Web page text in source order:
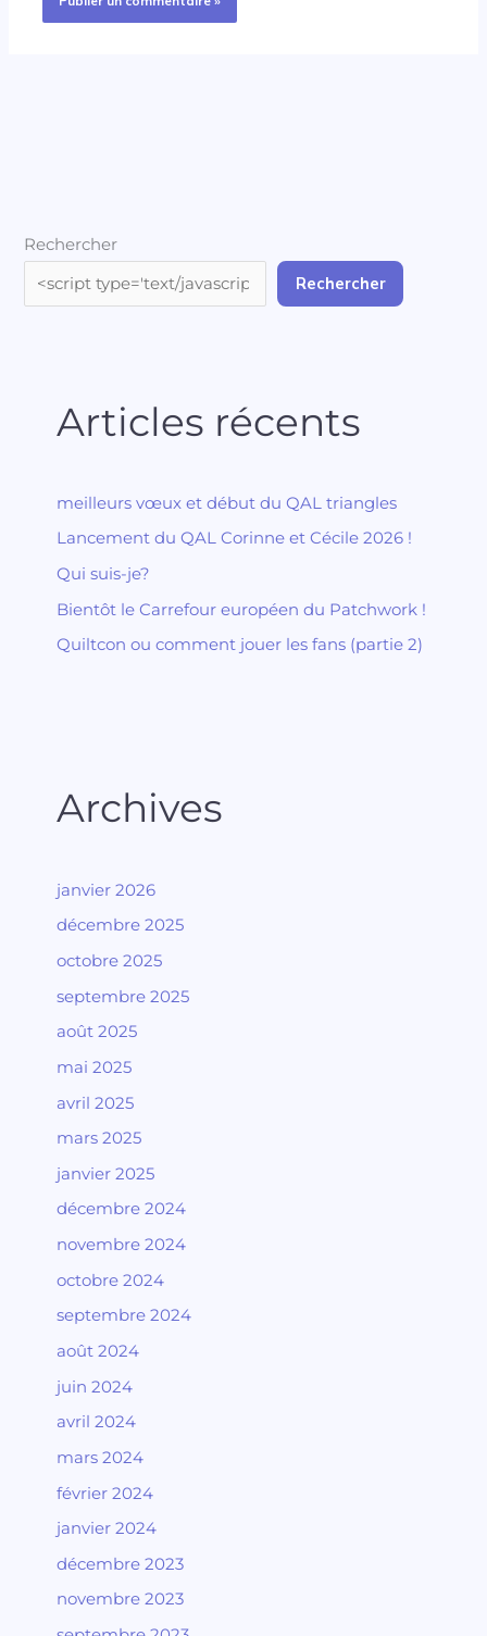
Rechercher
Rechercher
Articles récents
meilleurs vœux et début du QAL triangles
Lancement du QAL Corinne et Cécile 2026 !
Qui suis-je?
Bientôt le Carrefour européen du Patchwork !
Quiltcon ou comment jouer les fans (partie 2)
Archives
janvier 2026
décembre 2025
octobre 2025
septembre 2025
août 2025
mai 2025
avril 2025
mars 2025
janvier 2025
décembre 2024
novembre 2024
octobre 2024
septembre 2024
août 2024
juin 2024
avril 2024
mars 2024
février 2024
janvier 2024
décembre 2023
novembre 2023